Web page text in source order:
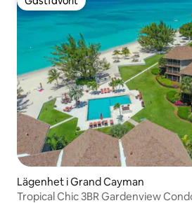
Gästfavorit
Lägenhet i Grand Cayman
Tropical Chic 3BR Gardenview